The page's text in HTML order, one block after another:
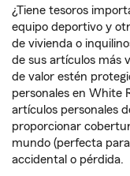
¿Tiene tesoros
equipo deportivo y
de vivienda o
de sus artículos más
de valor estén
personales en White
artículos personales
proporcionar
mundo (perfecta
accidental o pérdida.